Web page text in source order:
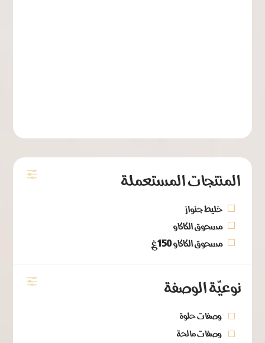
المنتجات المستعملة
خليط جنواز
مسحوق الكاكاو
مسحوق الكاكاو 150غ
نوعيّة الوصفة
وصفات حلوة
وصفات مالحة